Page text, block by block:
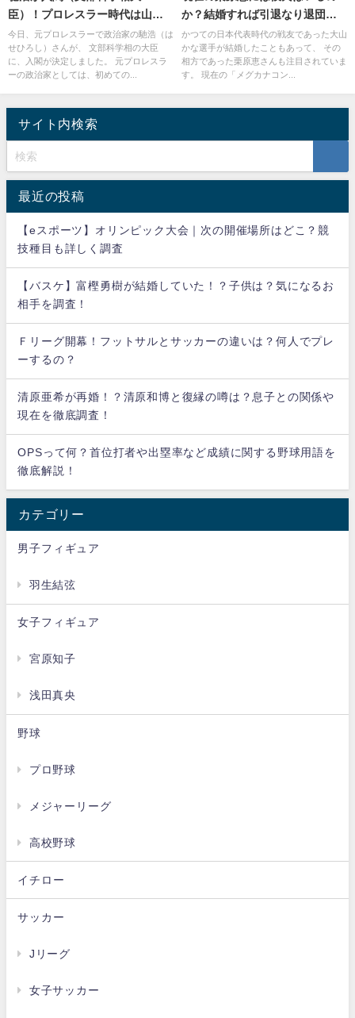
臣）！プロレスラー時代は山田
邦子に怒る・・・嫁は高見恭子
今日、元プロレスラーで政治家の馳浩（は
せひろし）さんが、 文部科学相の大臣
に、入閣が決定しました。 元プロレスラ
ーの政治家としては、初めての...
か？結婚すれば引退なり退団な
りも・・・？
かつての日本代表時代の戦友であった大山
かな選手が結婚したこともあって、 その
相方であった栗原恵さんも注目されていま
す。 現在の「メグカナコン...
サイト内検索
最近の投稿
【eスポーツ】オリンピック大会｜次の開催場所はどこ？競
技種目も詳しく調査
【バスケ】富樫勇樹が結婚していた！？子供は？気になるお
相手を調査！
Ｆリーグ開幕！フットサルとサッカーの違いは？何人でプレ
ーするの？
清原亜希が再婚！？清原和博と復縁の噂は？息子との関係や
現在を徹底調査！
OPSって何？首位打者や出塁率など成績に関する野球用語を
徹底解説！
カテゴリー
男子フィギュア
羽生結弦
女子フィギュア
宮原知子
浅田真央
野球
プロ野球
メジャーリーグ
高校野球
イチロー
サッカー
Jリーグ
女子サッカー